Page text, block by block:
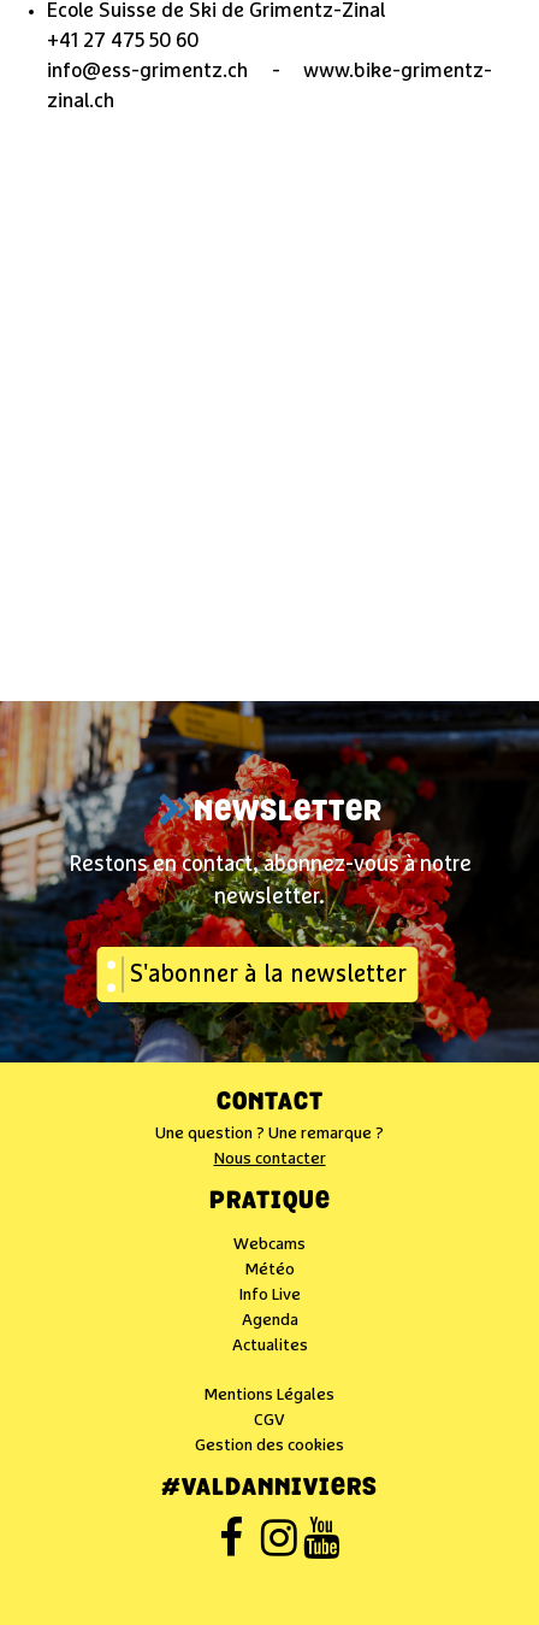
Ecole Suisse de Ski de Grimentz-Zinal
+41 27 475 50 60
info@ess-grimentz.ch - www.bike-grimentz-
zinal.ch
NEWSLETTER
Restons en contact, abonnez-vous à notre
newsletter.
S'abonner à la newsletter
CONTACT
Une question ? Une remarque ?
Nous contacter
PRATIQUE
Webcams
Météo
Info Live
Agenda
Actualites
Mentions Légales
CGV
Gestion des cookies
#VALDANNIVIERS